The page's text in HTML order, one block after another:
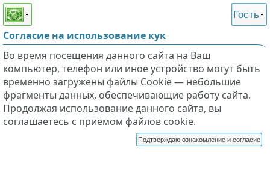
Этот сайт поддерживает
слабовидящих
Гость
Согласие на использование кук
Во время посещения данного сайта на Ваш
компьютер, телефон или иное устройство могут быть
временно загружены файлы Cookie — небольшие
фрагменты данных, обеспечивающие работу сайта.
Продолжая использование данного сайта, вы
соглашаетесь с приёмом файлов cookie.
Подтверждаю ознакомление и согласие